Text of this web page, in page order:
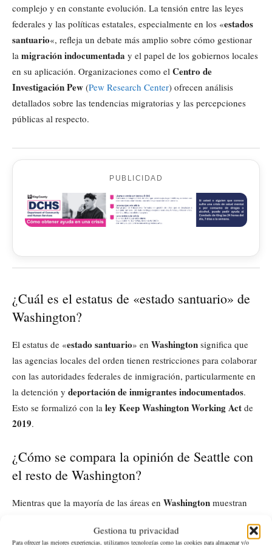
Gestiona tu privacidad
Para ofrecer las mejores experiencias, utilizamos tecnologías como las cookies para almacenar y/o
complejo y en constante evolución. La tensión entre las leyes
federales y las políticas estatales, especialmente en los «estados
santuario«, refleja un debate más amplio sobre cómo gestionar
la migración indocumentada y el papel de los gobiernos locales
en su aplicación. Organizaciones como el Centro de
Investigación Pew (Pew Research Center) ofrecen análisis
detallados sobre las tendencias migratorias y las percepciones
públicas al respecto.
PUBLICIDAD
¿Cuál es el estatus de «estado santuario» de
Washington?
El estatus de «estado santuario» en Washington significa que
las agencias locales del orden tienen restricciones para colaborar
con las autoridades federales de inmigración, particularmente en
la detención y deportación de inmigrantes indocumentados.
Esto se formalizó con la ley Keep Washington Working Act de
2019.
¿Cómo se compara la opinión de Seattle con
el resto de Washington?
Mientras que la mayoría de las áreas en Washington muestran
condado de Kingson una excepción. En